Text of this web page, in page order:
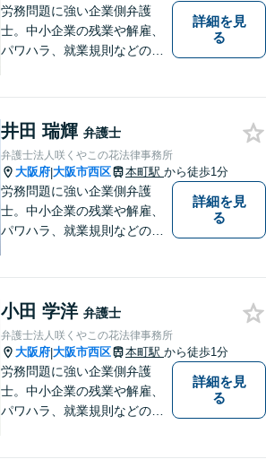
労務問題に強い企業側弁護
士。中小企業の残業や解雇、
パワハラ、就業規則などの問
詳細を見
る
井田 瑞輝 弁護士
弁護士法人咲くやこの花法律事務所
大阪府|大阪市西区 本町駅 から徒歩1分
労務問題に強い企業側弁護
士。中小企業の残業や解雇、
パワハラ、就業規則などの問
詳細を見
る
小田 学洋 弁護士
弁護士法人咲くやこの花法律事務所
大阪府|大阪市西区 本町駅 から徒歩1分
労務問題に強い企業側弁護
士。中小企業の残業や解雇、
パワハラ、就業規則などの問
詳細を見
る